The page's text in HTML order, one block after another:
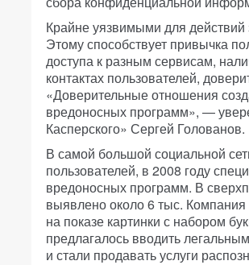
Крайне уязвимыми для
Этому способствует привычка
доступа к разным сервисам,
контактах пользователей,
«Доверительные отношения
вредоносных программ», —
Касперского» Сергей Голованов.
В самой большой социальной
пользователей, в 2008 году
вредоносных программ. В
выявлено около 6 тыс.
на показе картинки с набором
предлагалось вводить
и стали продавать услуги